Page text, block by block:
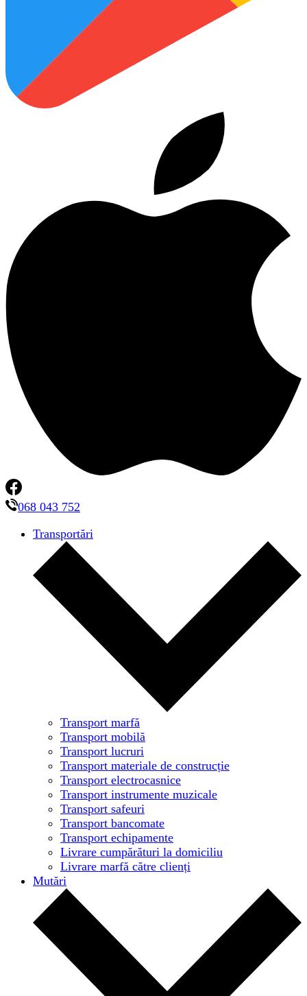
068 043 752
Transportări
Transport marfă
Transport mobilă
Transport lucruri
Transport materiale de construcție
Transport electrocasnice
Transport instrumente muzicale
Transport safeuri
Transport bancomate
Transport echipamente
Livrare cumpărături la domiciliu
Livrare marfă către clienți
Mutări